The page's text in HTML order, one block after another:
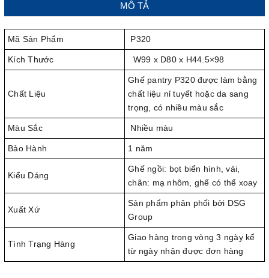
MÔ TẢ
Mã Sản Phẩm P320
Kích Thước W99 x D80 x H44.5×98
Chất Liệu
Ghế pantry P320 được làm bằng
chất liệu nỉ tuyết hoặc da sang
trọng, có nhiều màu sắc
Màu Sắc Nhiều màu
Bảo Hành 1 năm
Kiểu Dáng
Ghế ngồi: bọt biển hình, vải,
chân: mạ nhôm, ghế có thể xoay
Xuất Xứ
Sản phẩm phân phối bởi DSG
Group
Tình Trạng Hàng
Giao hàng trong vòng 3 ngày kể
từ ngày nhận được đơn hàng